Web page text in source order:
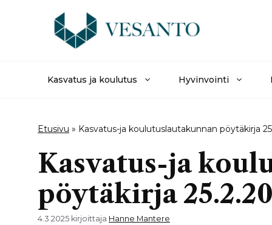
Kasvatus ja koulutus Hyvinvointi
Etusivu » Kasvatus-ja koulutuslautakunnan pöytäkirja
Kasvatus-ja
pöytäkirja
4.3.2025 kirjoittaja Hanne Mantere